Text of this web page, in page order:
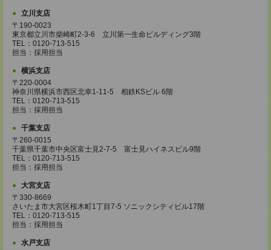
立川支店
〒190-0023
東京都立川市柴崎町2-3-6 立川第一生命ビルディング3階
TEL：0120-713-515
担当：採用担当
横浜支店
〒220-0004
神奈川県横浜市西区北幸1-11-5 相鉄KSビル 6階
TEL：0120-713-515
担当：採用担当
千葉支店
〒260-0015
千葉県千葉市中央区富士見2-7-5 富士見ハイネスビル9階
TEL：0120-713-515
担当：採用担当
大宮支店
〒330-8669
さいたま市大宮区桜木町1丁目7-5 ソニックシティビル17階
TEL：0120-713-515
担当：採用担当
水戸支店